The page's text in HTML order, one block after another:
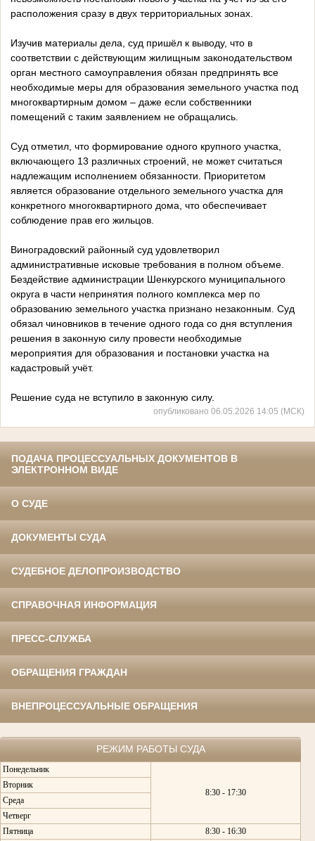
расположения сразу в двух территориальных зонах.
Изучив материалы дела, суд пришёл к выводу, что в
соответствии с действующим жилищным законодательством
орган местного самоуправления обязан предпринять все
необходимые меры для образования земельного участка под
многоквартирным домом – даже если собственники
помещений с таким заявлением не обращались.
Суд отметил, что формирование одного крупного участка,
включающего 13 различных строений, не может считаться
надлежащим исполнением обязанности. Приоритетом
является образование отдельного земельного участка для
конкретного многоквартирного дома, что обеспечивает
соблюдение прав его жильцов.
Виноградовский районный суд удовлетворил
административные исковые требования в полном объеме.
Бездействие администрации Шенкурского муниципального
округа в части непринятия полного комплекса мер по
образованию земельного участка признано незаконным. Суд
обязал чиновников в течение одного года со дня вступления
решения в законную силу провести необходимые
мероприятия для образования и постановки участка на
кадастровый учёт.
Решение суда не вступило в законную силу.
опубликовано 06.05.2026 14:05 (МСК)
ПОДАЧА ПРОЦЕССУАЛЬНЫХ ДОКУМЕНТОВ В
ЭЛЕКТРОННОМ ВИДЕ
О СУДЕ
ДОКУМЕНТЫ СУДА
СУДЕБНОЕ ДЕЛОПРОИЗВОДСТВО
СПРАВОЧНАЯ ИНФОРМАЦИЯ
ПРЕСС-СЛУЖБА
ОБРАЩЕНИЯ ГРАЖДАН
ВНЕПРОЦЕССУАЛЬНЫЕ ОБРАЩЕНИЯ
РЕЖИМ РАБОТЫ СУДА
Понедельник
8:30 - 17:30
Вторник
Среда
Четверг
Пятница
8:30 - 16:30